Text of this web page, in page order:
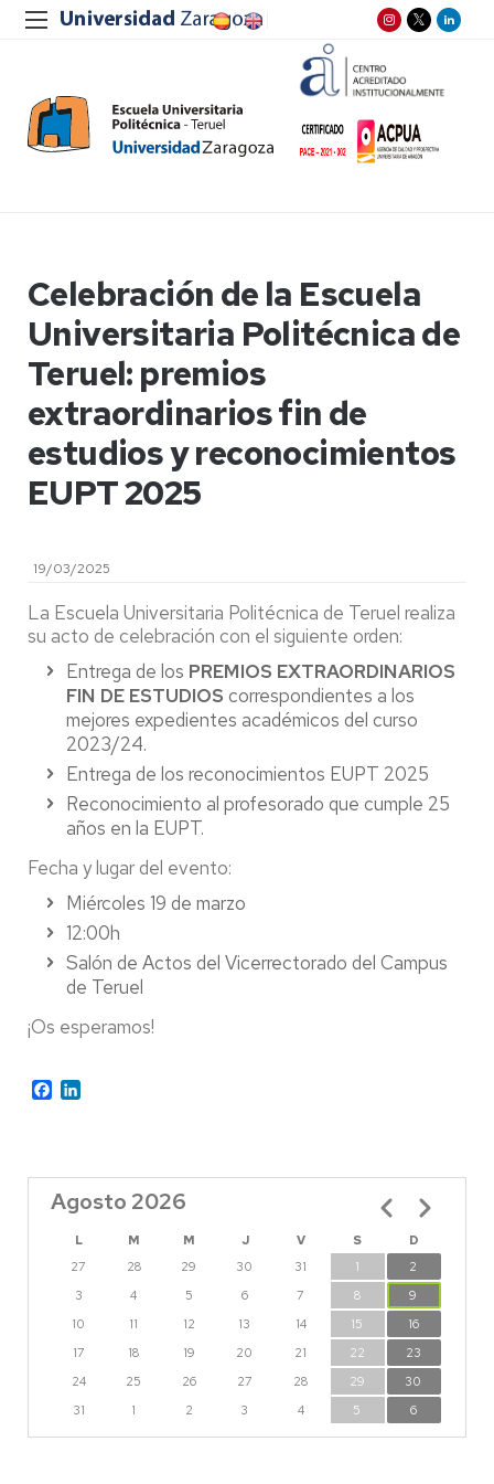
Celebración de la Escuela
Universitaria Politécnica de
Teruel: premios
extraordinarios fin de
estudios y reconocimientos
EUPT 2025
19/03/2025
La Escuela Universitaria Politécnica de Teruel realiza
su acto de celebración con el siguiente orden:
Entrega de los PREMIOS EXTRAORDINARIOS
FIN DE ESTUDIOS correspondientes a los
mejores expedientes académicos del curso
2023/24.
Entrega de los reconocimientos EUPT 2025
Reconocimiento al profesorado que cumple 25
años en la EUPT.
Fecha y lugar del evento:
Miércoles 19 de marzo
12:00h
Salón de Actos del Vicerrectorado del Campus
de Teruel
¡Os esperamos!
Facebook
Agosto 2026
L M M J V S
D
27
28 29 30 31 1
2
3
4 5 6 7 8
9
10
11 12 13 14 15
16
17
18 19 20 21 22
23
24
25 26 27 28 29
30
31
1 2 3 4 5 6
Paginación